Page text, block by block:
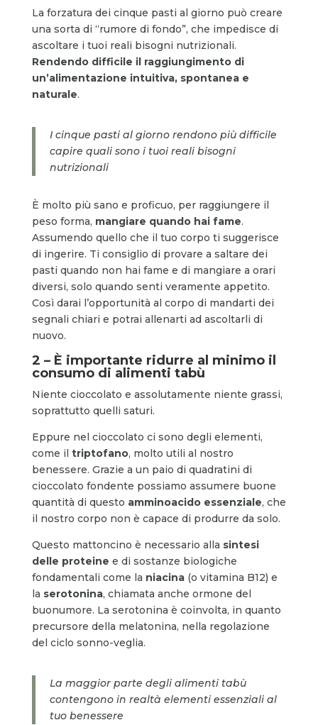
La forzatura dei cinque pasti al giorno può creare
una sorta di “rumore di fondo”, che impedisce di
ascoltare i tuoi reali bisogni nutrizionali.
Rendendo difficile il raggiungimento di
un’alimentazione intuitiva, spontanea e
naturale.
I cinque pasti al giorno rendono più difficile
capire quali sono i tuoi reali bisogni
nutrizionali
È molto più sano e proficuo, per raggiungere il
peso forma, mangiare quando hai fame.
Assumendo quello che il tuo corpo ti suggerisce
di ingerire. Ti consiglio di provare a saltare dei
pasti quando non hai fame e di mangiare a orari
diversi, solo quando senti veramente appetito.
Così darai l’opportunità al corpo di mandarti dei
segnali chiari e potrai allenarti ad ascoltarli di
nuovo.
2 – È importante ridurre al minimo il
consumo di alimenti tabù
Niente cioccolato e assolutamente niente grassi,
soprattutto quelli saturi.
Eppure nel cioccolato ci sono degli elementi,
come il triptofano, molto utili al nostro
benessere. Grazie a un paio di quadratini di
cioccolato fondente possiamo assumere buone
quantità di questo amminoacido essenziale, che
il nostro corpo non è capace di produrre da solo.
Questo mattoncino è necessario alla sintesi
delle proteine e di sostanze biologiche
fondamentali come la niacina (o vitamina B12) e
la serotonina, chiamata anche ormone del
buonumore. La serotonina è coinvolta, in quanto
precursore della melatonina, nella regolazione
del ciclo sonno-veglia.
La maggior parte degli alimenti tabù
contengono in realtà elementi essenziali al
tuo benessere